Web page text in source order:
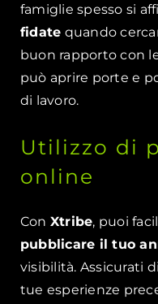
famiglie spesso si
fidate quando
buon rapporto con
può aprire porte e
di lavoro.
Utilizzo di
online
Con Xtribe, puoi
pubblicare il tuo
visibilità. Assicurati
tue esperienze